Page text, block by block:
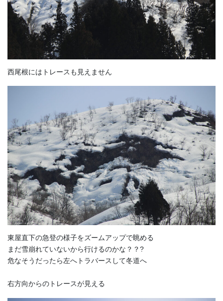
西尾根にはトレースも見えません
東屋直下の急登の様子をズームアップで眺める
まだ雪崩れていないから行けるのかな？？?
危なそうだったら左へトラバースして冬道へ
右方向からのトレースが見える